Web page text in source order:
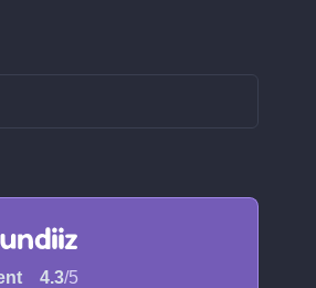
4.3/5